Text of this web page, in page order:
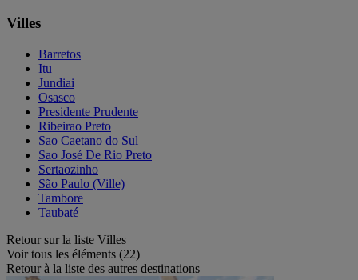
Villes
Barretos
Itu
Jundiai
Osasco
Presidente Prudente
Ribeirao Preto
Sao Caetano do Sul
Sao José De Rio Preto
Sertaozinho
São Paulo (Ville)
Tambore
Taubaté
Retour sur la liste Villes
Voir tous les éléments (22)
Retour à la liste des autres destinations